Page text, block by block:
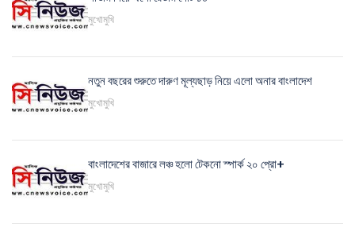
মুখোমুখি
নতুন বছরের শুরুতে দারুণ মূল্যছাড় নিয়ে এলো অনার বাংলাদেশ
মুখোমুখি
বাংলাদেশের বাজারে লঞ্চ হলো টেকনো স্পার্ক ২০ প্রো+
মুখোমুখি